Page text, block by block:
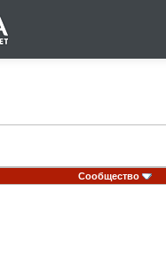
Сообщество